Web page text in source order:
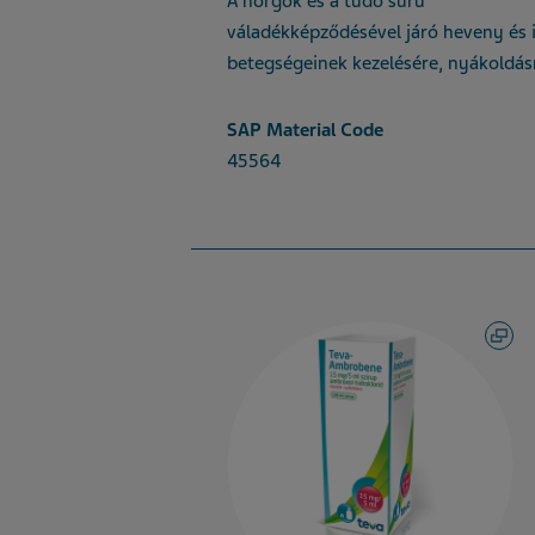
váladékképződésével járó heveny és
betegségeinek kezelésére,
SAP Material Code
45564